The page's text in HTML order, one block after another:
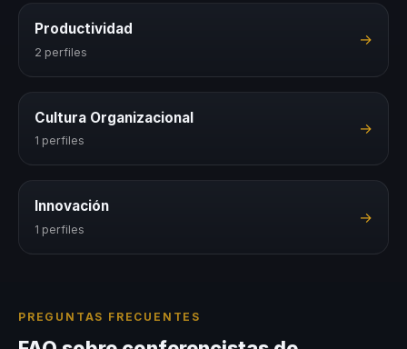
Productividad
2 perfiles
→
Cultura Organizacional
1 perfiles
→
Innovación
1 perfiles
→
PREGUNTAS FRECUENTES